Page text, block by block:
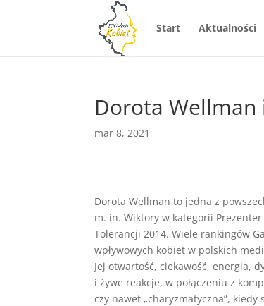
Start Aktualności
Dorota Wellman
mar 8, 2021
Dorota Wellman to jedna z
m. in. Wiktory w kategorii
Tolerancji 2014. Wiele rankingów
wpływowych kobiet w polskich
Jej otwartość, ciekawość, energia,
i żywe reakcje, w połączeniu z
czy nawet „charyzmatyczna”,